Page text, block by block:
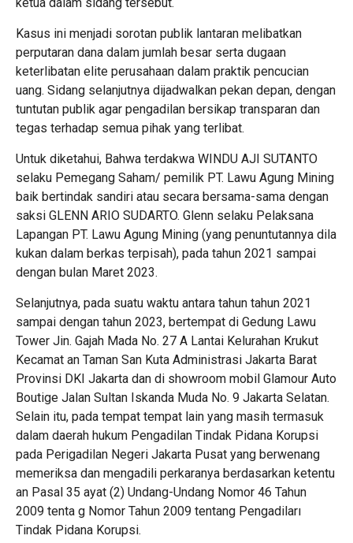
Kasus ini menjadi sorotan publik lantaran melibatkan
perputaran dana dalam jumlah besar serta dugaan
keterlibatan elite perusahaan dalam praktik pencucian
uang. Sidang selanjutnya dijadwalkan pekan depan, dengan
tuntutan publik agar pengadilan bersikap transparan dan
tegas terhadap semua pihak yang terlibat.
Untuk diketahui, Bahwa terdakwa WINDU AJI SUTANTO
selaku Pemegang Saham/ pemilik PT. Lawu Agung Mining
baik bertindak sandiri atau secara bersama-sama dengan
saksi GLENN ARIO SUDARTO. Glenn selaku Pelaksana
Lapangan PT. Lawu Agung Mining (yang penuntutannya dila
kukan dalam berkas terpisah), pada tahun 2021 sampai
dengan bulan Maret 2023.
Selanjutnya, pada suatu waktu antara tahun tahun 2021
sampai dengan tahun 2023, bertempat di Gedung Lawu
Tower Jin. Gajah Mada No. 27 A Lantai Kelurahan Krukut
Kecamat an Taman San Kuta Administrasi Jakarta Barat
Provinsi DKI Jakarta dan di showroom mobil Glamour Auto
Boutige Jalan Sultan Iskanda Muda No. 9 Jakarta Selatan.
Selain itu, pada tempat tempat lain yang masih termasuk
dalam daerah hukum Pengadilan Tindak Pidana Korupsi
pada Perigadilan Negeri Jakarta Pusat yang berwenang
memeriksa dan mengadili perkaranya berdasarkan ketentu
an Pasal 35 ayat (2) Undang-Undang Nomor 46 Tahun
2009 tenta g Nomor Tahun 2009 tentang Pengadiları
Tindak Pidana Korupsi.